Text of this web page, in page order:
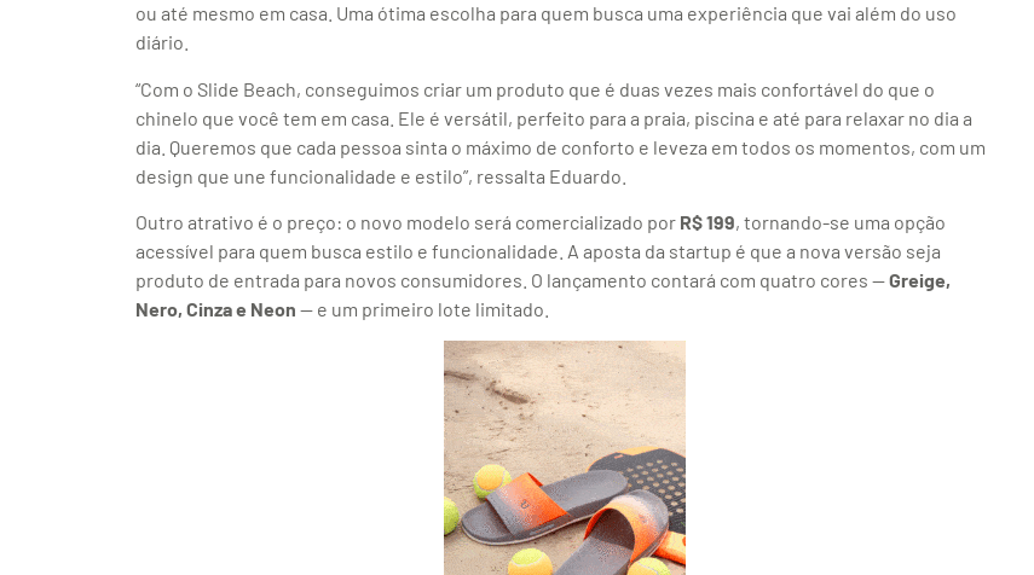
ou até mesmo em casa. Uma ótima escolha para quem busca uma experiência que vai além do uso
diário.
“Com o Slide Beach, conseguimos criar um produto que é duas vezes mais confortável do que o
chinelo que você tem em casa. Ele é versátil, perfeito para a praia, piscina e até para relaxar no dia a
dia. Queremos que cada pessoa sinta o máximo de conforto e leveza em todos os momentos, com um
design que une funcionalidade e estilo”, ressalta Eduardo.
Outro atrativo é o preço: o novo modelo será comercializado por R$ 199, tornando-se uma opção
acessível para quem busca estilo e funcionalidade. A aposta da startup é que a nova versão seja
produto de entrada para novos consumidores. O lançamento contará com quatro cores —Greige,
Nero, Cinza e Neon — e um primeiro lote limitado.